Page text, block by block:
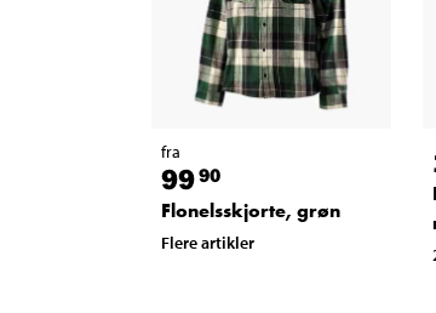
fra
9990
Flonelsskjorte, grøn
Flere artikler